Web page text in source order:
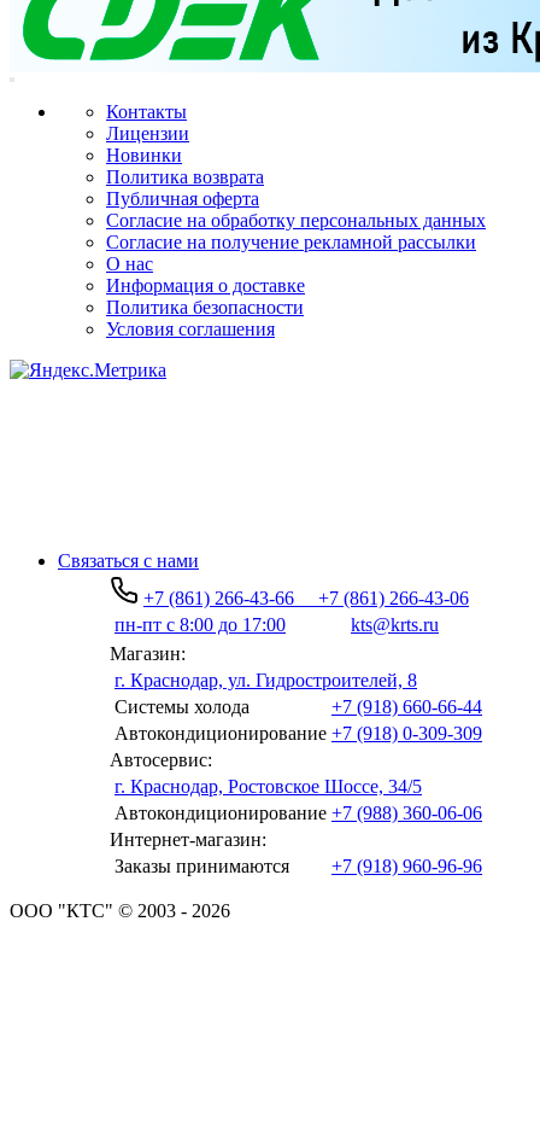
Контакты
Лицензии
Новинки
Политика возврата
Публичная оферта
Согласие на обработку персональных данных
Согласие на получение рекламной рассылки
О нас
Информация о доставке
Политика безопасности
Условия соглашения
Связаться с нами
+7 (861) 266-43-66
+7 (861) 266-43-06
пн-пт с 8:00 до 17:00
kts@krts.ru
Магазин:
г. Краснодар, ул. Гидростроителей, 8
Системы холода
+7 (918) 660-66-44
Автокондиционирование +7 (918) 0-309-309
Автосервис:
г. Краснодар, Ростовское Шоссе, 34/5
Автокондиционирование +7 (988) 360-06-06
Интернет-магазин:
Заказы принимаются
+7 (918) 960-96-96
ООО "КТС" © 2003 - 2026